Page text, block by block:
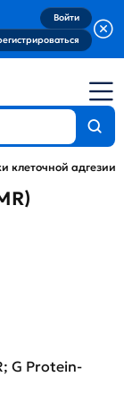
Войти
клеточной адгезии
G Protein-